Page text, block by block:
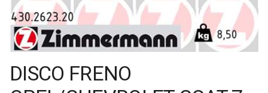
DISCO FRENO